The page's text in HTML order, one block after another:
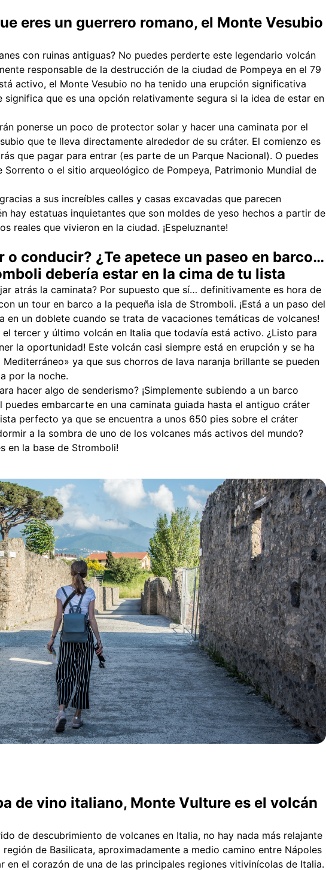
eres un guerrero romano, el Monte Vesubio
con ruinas antiguas? No puedes perderte este legendario volcán
responsable de la destrucción de la ciudad de Pompeya en el 79
activo, el Monte Vesubio no ha tenido una erupción significativa
significa que es una opción relativamente segura si la idea de estar en
ponerse un poco de protector solar y hacer una caminata por el
que te lleva directamente alrededor de su cráter. El comienzo es
que pagar para entrar (es parte de un Parque Nacional). O puedes
Sorrento o el sitio arqueológico de Pompeya, Patrimonio Mundial de
a sus increíbles calles y casas excavadas que parecen
hay estatuas inquietantes que son moldes de yeso hechos a partir de
reales que vivieron en la ciudad. ¡Espeluznante!
o conducir? ¿Te apetece un paseo en barco…
debería estar en la cima de tu lista
atrás la caminata? Por supuesto que sí… definitivamente es hora de
un tour en barco a la pequeña isla de Stromboli. ¡Está a un paso del
en un doblete cuando se trata de vacaciones temáticas de volcanes!
tercer y último volcán en Italia que todavía está activo. ¿Listo para
la oportunidad! Este volcán casi siempre está en erupción y se ha
ya que sus chorros de lava naranja brillante se pueden
por la noche.
hacer algo de senderismo? ¡Simplemente subiendo a un barco
embarcarte en una caminata guiada hasta el antiguo cráter
perfecto ya que se encuentra a unos 650 pies sobre el cráter
a la sombra de uno de los volcanes más activos del mundo?
en la base de Stromboli!
de vino italiano, Monte Vulture es el volcán
de descubrimiento de volcanes en Italia, no hay nada más relajante
de Basilicata, aproximadamente a medio camino entre Nápoles
en el corazón de una de las principales regiones vitivinícolas de Italia.